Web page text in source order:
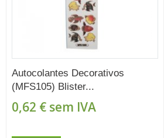
Autocolantes Decorativos
(MFS105) Blister...
0,62 €sem IVA